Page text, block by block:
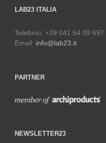
LAB23 ITALIA
Telefono: +39 041 54 09 697
Email: info@lab23.it
PARTNER
NEWSLETTER23